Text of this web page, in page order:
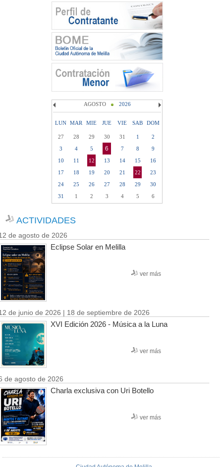
AGOSTO 2026
LUN MAR MIE JUE VIE SAB DOM
27 28 29 30 31 1
2
3
4 5 6 7 8
9
10
11 12 13 14 15
16
17
18 19 20 21 22
23
24
25 26 27 28 29
30
31
1 2 3 4 5 6
ACTIVIDADES
de agosto de 2026
Eclipse Solar en Melilla
ver más
de junio de 2026 | 18 de septiembre de 2026
XVI Edición 2026 - Música a la Luna
ver más
de agosto de 2026
Charla exclusiva con Uri Botello
ver más